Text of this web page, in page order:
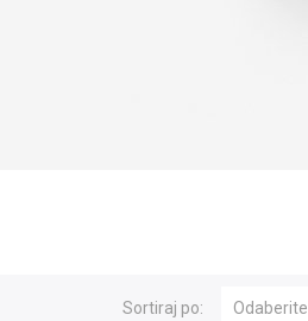
Sortiraj po: Odaberite